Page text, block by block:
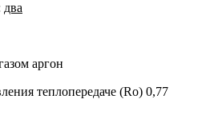
два
аргон
теплопередаче (Ro) 0,77